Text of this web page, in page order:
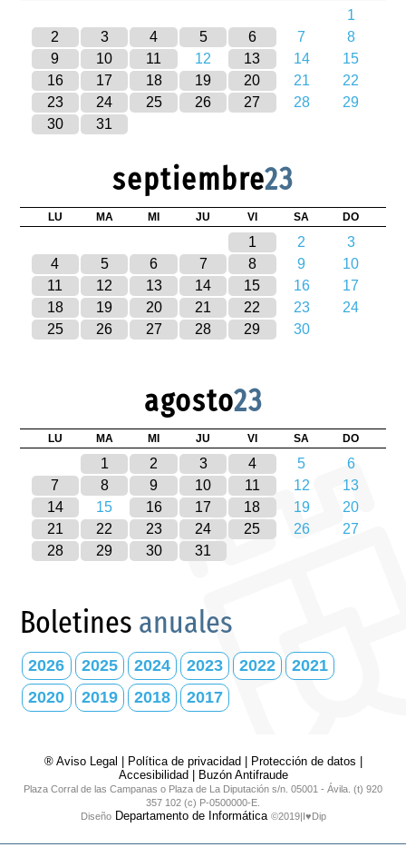
1
2
3 4 5 6 7
8
9
10 11 12 13 14
15
16
17 18 19 20 21
22
23
24 25 26 27 28
29
30
31
septiembre23
LU MA MI JU VI SA DO
1 2
3
4
5 6 7 8 9
10
11
12 13 14 15 16
17
18
19 20 21 22 23
24
25
26 27 28 29 30
agosto23
LU MA MI JU VI SA DO
1 2 3 4 5
6
7
8 9 10 11 12
13
14
15 16 17 18 19
20
21
22 23 24 25 26
27
28
29 30 31
Boletines anuales
2026 2025 2024 2023 2022
2021
2020
2019 2018 2017
® Aviso Legal Política de privacidad Protección de datos
Accesibilidad
Buzón Antifraude
Plaza Corral de las Campanas o Plaza de La Diputación s/n. 05001 - Ávila. (t) 920
357 102 (c) P-0500000-E.
DiseñoDepartamento de Informática ©2019|I♥Dip